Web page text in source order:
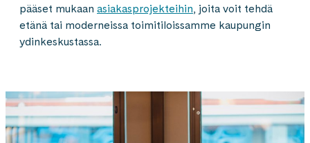
pääset mukaan asiakasprojekteihin, joita voit tehdä
etänä tai moderneissa toimitiloissamme kaupungin
ydinkeskustassa.